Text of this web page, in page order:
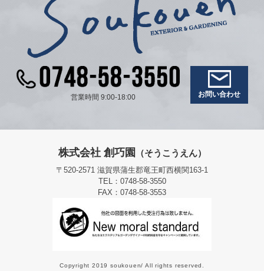
営業時間 9:00-18:00 お問い合わせ
株式会社 創巧園 （そうこうえん）
〒520-2571 滋賀県蒲生郡竜王町西横関163-1
TEL：0748-58-3550
FAX：0748-58-3553
Copyright 2019 soukouen/ All rights reserved.